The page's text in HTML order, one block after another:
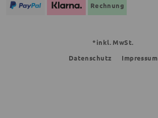
Rechnung
*inkl. MwSt.
Datenschutz
Impressum